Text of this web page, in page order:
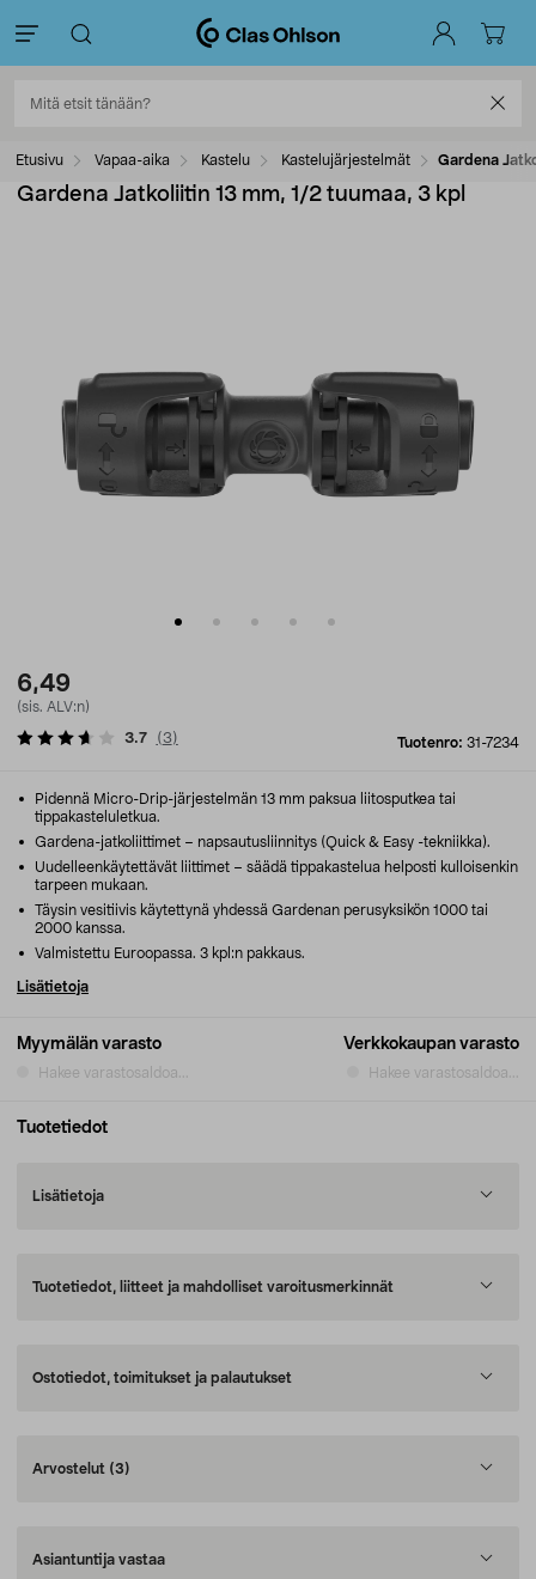
Etusivu Vapaa-aika Kastelu Kastelujärjestelmät Gardena
Gardena Jatkoliitin 13 mm, 1/2 tuumaa, 3 kpl
6,49
(sis. ALV:n)
Tuotenro: 31-7234
3.7 (3)
Myymälän varasto
Hakee varastosaldoa...
Verkkokaupan varasto
Hakee varastosaldoa...
Pidennä Micro-Drip-järjestelmän 13 mm paksua liitosputkea tai
tippakasteluletkua.
Gardena-jatkoliittimet – napsautusliinnitys (Quick & Easy -tekniikka).
Uudelleenkäytettävät liittimet – säädä tippakastelua helposti kulloisenkin
tarpeen mukaan.
Täysin vesitiivis käytettynä yhdessä Gardenan perusyksikön 1000 tai
2000 kanssa.
Valmistettu Euroopassa. 3 kpl:n pakkaus.
Lisätietoja
Tuotetiedot
Lisätietoja
Tuotetiedot, liitteet ja mahdolliset varoitusmerkinnät
Ostotiedot, toimitukset ja palautukset
Arvostelut (3)
Asiantuntija vastaa